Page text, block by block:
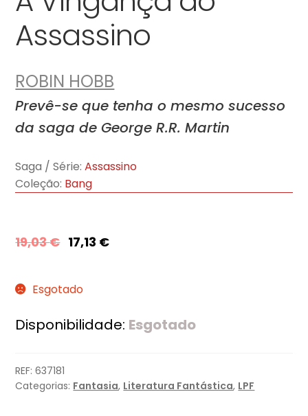
Assassino
ROBIN HOBB
Prevê-se que tenha o mesmo sucesso
da saga de George R.R. Martin
Saga / Série: Assassino
Coleção: Bang
19,03€ 17,13 €
Esgotado
Disponibilidade: Esgotado
REF:637181
Categorias: Fantasia, Literatura Fantástica, LPF